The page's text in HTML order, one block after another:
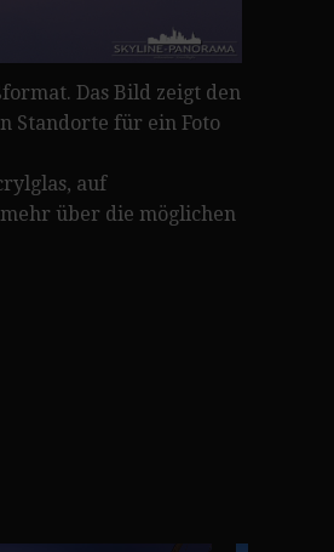
Das Bild zeigt den
Standorte für ein Foto
auf
mehr über die möglichen